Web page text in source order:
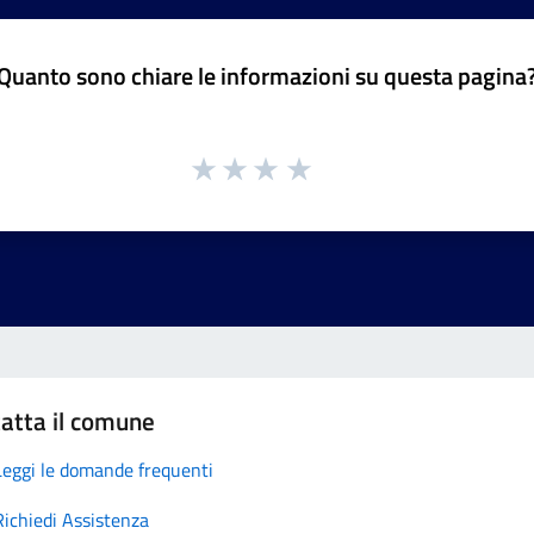
sono chiare le informazioni su questa
il comune
le domande frequenti
Assistenza